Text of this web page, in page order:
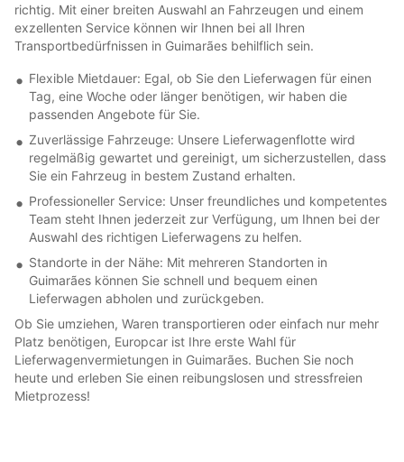
richtig. Mit einer breiten Auswahl an Fahrzeugen und einem
exzellenten Service können wir Ihnen bei all Ihren
Transportbedürfnissen in Guimarães behilflich sein.
Flexible Mietdauer: Egal, ob Sie den Lieferwagen für einen
Tag, eine Woche oder länger benötigen, wir haben die
passenden Angebote für Sie.
Zuverlässige Fahrzeuge: Unsere Lieferwagenflotte wird
regelmäßig gewartet und gereinigt, um sicherzustellen, dass
Sie ein Fahrzeug in bestem Zustand erhalten.
Professioneller Service: Unser freundliches und kompetentes
Team steht Ihnen jederzeit zur Verfügung, um Ihnen bei der
Auswahl des richtigen Lieferwagens zu helfen.
Standorte in der Nähe: Mit mehreren Standorten in
Guimarães können Sie schnell und bequem einen
Lieferwagen abholen und zurückgeben.
Ob Sie umziehen, Waren transportieren oder einfach nur mehr
Platz benötigen, Europcar ist Ihre erste Wahl für
Lieferwagenvermietungen in Guimarães. Buchen Sie noch
heute und erleben Sie einen reibungslosen und stressfreien
Mietprozess!